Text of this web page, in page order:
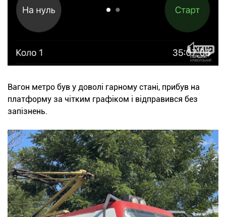
Вагон метро був у доволі гарному стані, прибув на
платформу за чітким графіком і відправився без
запізнень.